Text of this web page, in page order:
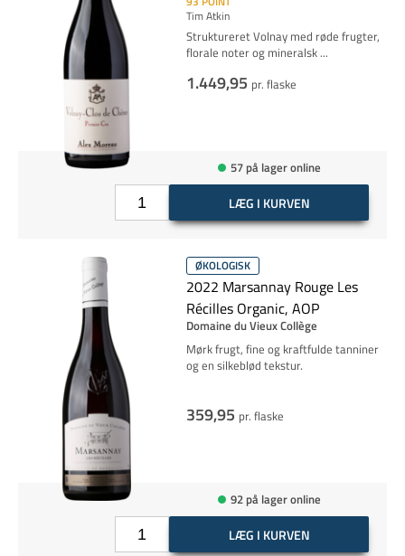
Tim Atkin
Struktureret Volnay med røde frugter,
florale noter og mineralsk ...
1.449,95 pr. flaske
57 på lager online
LÆG I KURVEN
ØKOLOGISK
2022 Marsannay Rouge Les
Récilles Organic, AOP
Domaine du Vieux Collège
Mørk frugt, fine og kraftfulde tanniner
og en silkeblød tekstur.
359,95 pr. flaske
92 på lager online
LÆG I KURVEN